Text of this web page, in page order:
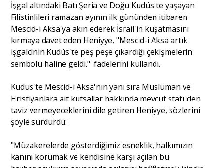
İşgal altındaki Batı Şeria ve Doğu Kudüs'te yaşayan
Filistinlileri ramazan ayının ilk gününden itibaren
Mescid-i Aksa'ya akın ederek İsrail'in kuşatmasını
kırmaya davet eden Heniyye, "Mescid-i Aksa artık
işgalcinin Kudüs'te peş peşe çıkardığı çekişmelerin
sembolü haline geldi." ifadelerini kullandı.
Kudüs'te Mescid-i Aksa'nın yanı sıra Müslüman ve
Hristiyanlara ait kutsallar hakkında mevcut statüden
taviz vermeyeceklerini dile getiren Heniyye, sözlerini
şöyle sürdürdü:
"Müzakerelerde gösterdiğimiz esneklik, halkımızın
kanını korumak ve kendisine karşı açılan bu